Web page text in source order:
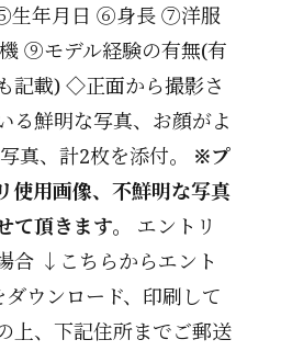
生年月日 ⑥身長 ⑦洋服
⑨モデル経験の有無(有
記載) ◇正面から撮影さ
る鮮明な写真、お顔がよ
真、計2枚を添付。 ※プ
使用画像、不鮮明な写真
頂きます。
エントリ
合 ↓こちらからエント
ウンロード、印刷して
上、下記住所までご郵送